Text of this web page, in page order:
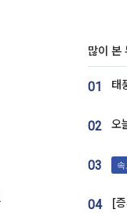
많이 본
01
02 오
03 속
04